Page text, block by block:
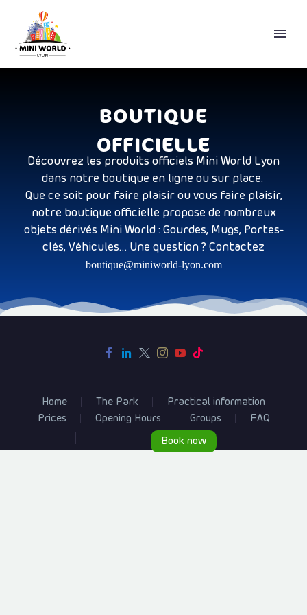
FRANÇAIS
BOUTIQUE
OFFICIELLE
Découvrez les produits officiels Mini World Lyon
dans notre boutique en ligne ou sur place.
Que ce soit pour faire plaisir ou vous faire plaisir,
notre boutique officielle propose de nombreux
objets dérivés Mini World : Gourdes, Mugs, Portes-
clés, Véhicules… Une question ? Contactez
boutique@miniworld-lyon.com
Home The Park
Practical information
Prices
Opening Hours Groups FAQ
Book now